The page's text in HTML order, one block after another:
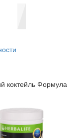
коктейль Формула